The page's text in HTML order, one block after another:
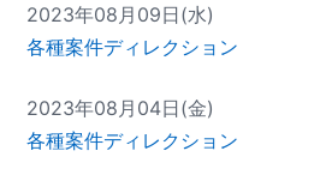
2023年08月09日(水)
各種案件ディレクション
2023年08月04日(金)
各種案件ディレクション